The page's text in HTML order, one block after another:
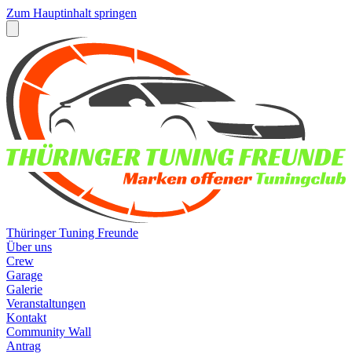
Zum Hauptinhalt springen
Thüringer Tuning Freunde
Über uns
Crew
Garage
Galerie
Veranstaltungen
Kontakt
Community Wall
Antrag